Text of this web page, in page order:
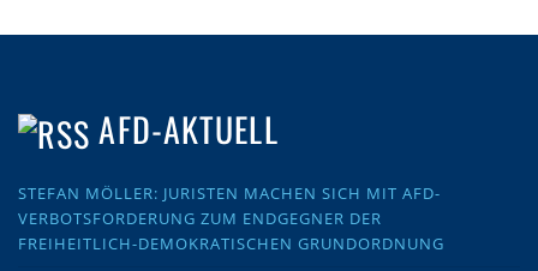
AFD-AKTUELL
STEFAN MÖLLER: JURISTEN MACHEN SICH MIT AFD-
VERBOTSFORDERUNG ZUM ENDGEGNER DER
FREIHEITLICH-DEMOKRATISCHEN GRUNDORDNUNG